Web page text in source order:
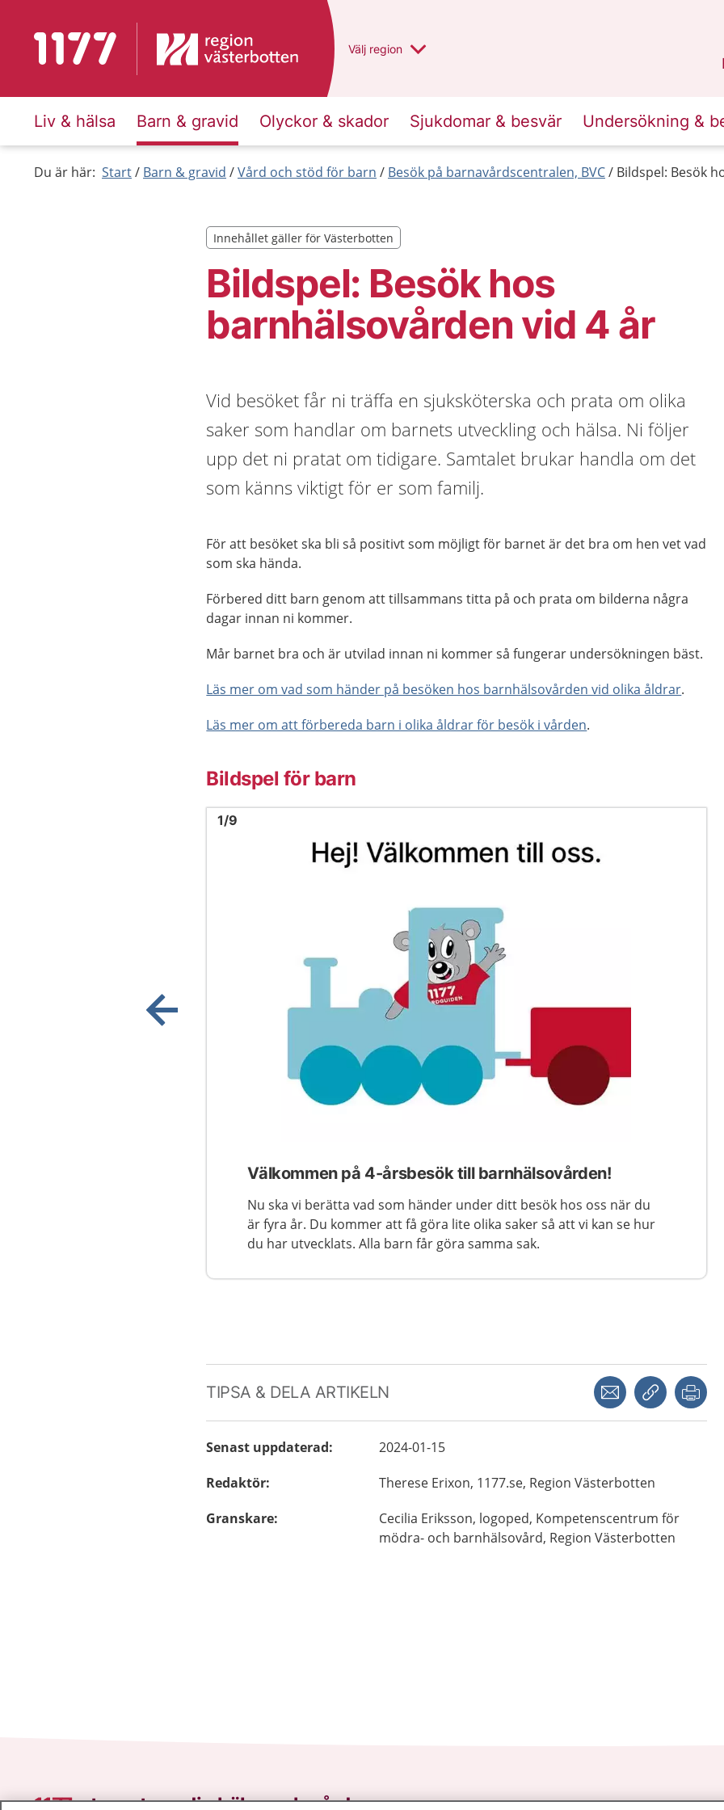
Till startsidan för 1177 Du har valt region
Välj en annan
region
Liv & hälsa Barn & gravid Olyckor & skador Sjukdomar & besvär Undersökning &
Du är här: Start Barn & gravid Vård och stöd för barn Besök på barnavårdscentralen, BVC Bildspel: Besök
Bildspel: Besök hos
barnhälsovården vid 4 år
Innehållet gäller för Västerbotten
Innehållet gäller för Västerbotten
Vid besöket får ni träffa en sjuksköterska och prata om olika
saker som handlar om barnets utveckling och hälsa. Ni följer
upp det ni pratat om tidigare. Samtalet brukar handla om det
som känns viktigt för er som familj.
För att besöket ska bli så positivt som möjligt för barnet är det bra om hen vet vad
som ska hända.
Förbered ditt barn genom att tillsammans titta på och prata om bilderna några
dagar innan ni kommer.
Mår barnet bra och är utvilad innan ni kommer så fungerar undersökningen bäst.
Läs mer om vad som händer på besöken hos barnhälsovården vid olika åldrar.
Läs mer om att förbereda barn i olika åldrar för besök i vården.
Bildspel för barn
Bild1
1/9
Välkommen på 4-årsbesök till barnhälsovården!
Nu ska vi berätta vad som händer under ditt besök hos oss när du
är fyra år. Du kommer att få göra lite olika saker så att vi kan se hur
du har utvecklats. Alla barn får göra samma sak.
TIPSA & DELA ARTIKELN Dela via mejlKopiera länk
Senast uppdaterad:
2024-01-15
Redaktör: Therese Erixon, 1177.se, Region Västerbotten
Granskare: Cecilia Eriksson, logoped, Kompetenscentrum för
mödra- och barnhälsovård, Region Västerbotten
1177–tryggt om din hälsa och vård